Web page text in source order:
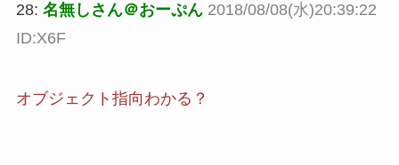
28: 名無しさん＠おーぷん 2018/08/08(水)20:39:22
ID:X6F
オブジェクト指向わかる？